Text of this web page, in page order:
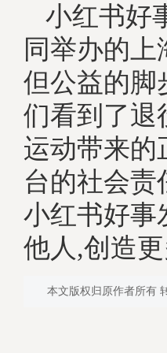
小红书好
同举办的
但公益的脚
们看到了退
运动带来的
台的社会责
小红书好事
他人,创造
本文版权归原作者所有